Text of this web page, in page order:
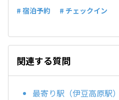
# 宿泊予約 # チェックイン
関連する質問
最寄り駅（伊豆高原駅